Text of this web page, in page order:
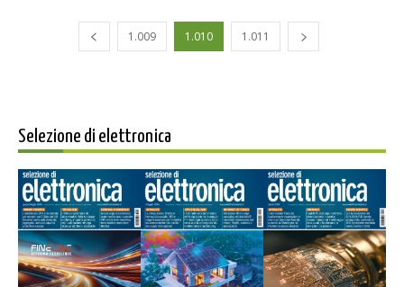
1.009 1.010 1.011
Selezione di elettronica